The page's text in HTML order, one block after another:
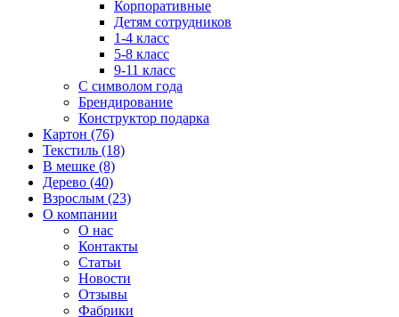
Корпоративные
Детям сотрудников
1-4 класс
5-8 класс
9-11 класс
С символом года
Брендирование
Конструктор подарка
Картон (76)
Текстиль (18)
В мешке (8)
Дерево (40)
Взрослым (23)
О компании
О нас
Контакты
Статьи
Новости
Отзывы
Фабрики